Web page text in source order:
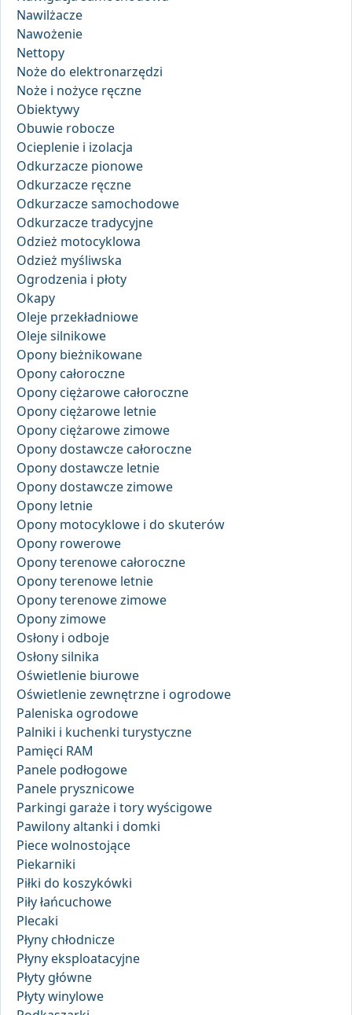
Nawilżacze
Nawożenie
Nettopy
Noże do elektronarzędzi
Noże i nożyce ręczne
Obiektywy
Obuwie robocze
Ocieplenie i izolacja
Odkurzacze pionowe
Odkurzacze ręczne
Odkurzacze samochodowe
Odkurzacze tradycyjne
Odzież motocyklowa
Odzież myśliwska
Ogrodzenia i płoty
Okapy
Oleje przekładniowe
Oleje silnikowe
Opony bieżnikowane
Opony całoroczne
Opony ciężarowe całoroczne
Opony ciężarowe letnie
Opony ciężarowe zimowe
Opony dostawcze całoroczne
Opony dostawcze letnie
Opony dostawcze zimowe
Opony letnie
Opony motocyklowe i do skuterów
Opony rowerowe
Opony terenowe całoroczne
Opony terenowe letnie
Opony terenowe zimowe
Opony zimowe
Osłony i odboje
Osłony silnika
Oświetlenie biurowe
Oświetlenie zewnętrzne i ogrodowe
Paleniska ogrodowe
Palniki i kuchenki turystyczne
Pamięci RAM
Panele podłogowe
Panele prysznicowe
Parkingi garaże i tory wyścigowe
Pawilony altanki i domki
Piece wolnostojące
Piekarniki
Piłki do koszykówki
Piły łańcuchowe
Plecaki
Płyny chłodnicze
Płyny eksploatacyjne
Płyty główne
Płyty winylowe